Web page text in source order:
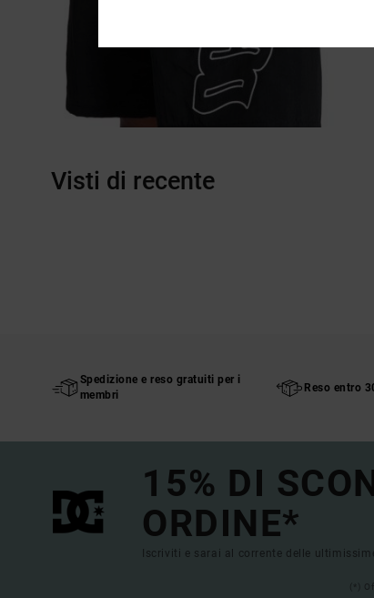
Visti di recente
Spedizione e reso gratuiti per i
membri
Reso entro
15% DI
ORDINE*
Iscriviti e sarai al corrente delle
(*)